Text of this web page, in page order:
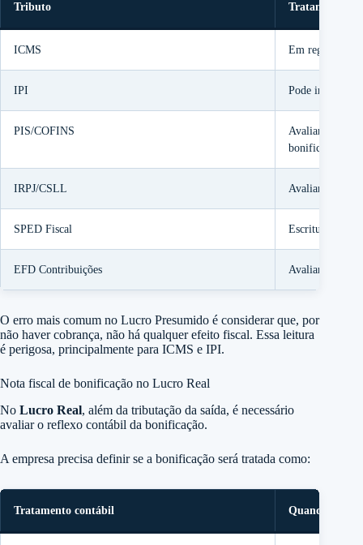
Tributo Tratamento
ICMS Em regra,
IPI Pode incidir se
PIS/COFINS
Avaliar se há
bonificada
IRPJ/CSLL Avaliar reflexo
SPED Fiscal Escriturar
EFD Contribuições Avaliar CST e
O erro mais comum no Lucro Presumido é considerar que, por
não haver cobrança, não há qualquer efeito fiscal. Essa leitura
é perigosa, principalmente para ICMS e IPI.
Nota fiscal de bonificação no Lucro Real
No Lucro Real, além da tributação da saída, é necessário
avaliar o reflexo contábil da bonificação.
A empresa precisa definir se a bonificação será tratada como:
Tratamento contábil Quando pode